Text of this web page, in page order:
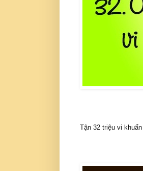
Tận 32 triệu vi